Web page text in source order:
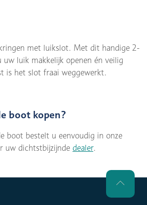
met luikslot. Met dit handige 2-
luik makkelijk openen én veilig
is het slot fraai weggewerkt.
boot kopen?
boot bestelt u eenvoudig in onze
uw dichtstbijzijnde dealer.